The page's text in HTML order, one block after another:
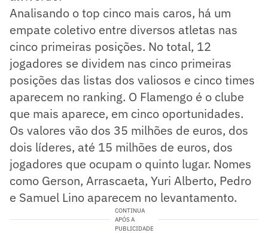
Analisando o top cinco mais caros, há um
empate coletivo entre diversos atletas nas
cinco primeiras posições. No total, 12
jogadores se dividem nas cinco primeiras
posições das listas dos valiosos e cinco times
aparecem no ranking. O Flamengo é o clube
que mais aparece, em cinco oportunidades.
Os valores vão dos 35 milhões de euros, dos
dois líderes, até 15 milhões de euros, dos
jogadores que ocupam o quinto lugar. Nomes
como Gerson, Arrascaeta, Yuri Alberto, Pedro
e Samuel Lino aparecem no levantamento.
CONTINUA
APÓS A
PUBLICIDADE